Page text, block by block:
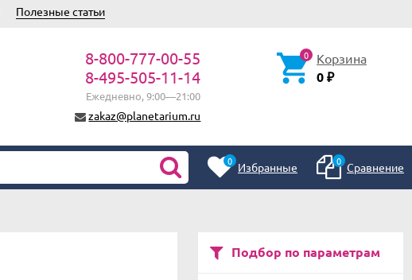
Полезные статьи
8-800-777-00-55
8-495-505-11-14
Ежедневно, 9:00—21:00
zakaz@planetarium.ru
0 Корзина
0 ₽
0 Избранные 0 Сравнение
Подбор по параметрам